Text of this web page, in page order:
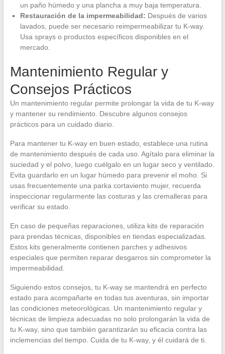
un paño húmedo y una plancha a muy baja temperatura.
Restauración de la impermeabilidad: Después de varios
lavados, puede ser necesario reimpermeabilizar tu K-way.
Usa sprays o productos específicos disponibles en el
mercado.
Mantenimiento Regular y
Consejos Prácticos
Un mantenimiento regular permite prolongar la vida de tu K-way
y mantener su rendimiento. Descubre algunos consejos
prácticos para un cuidado diario.
Para mantener tu K-way en buen estado, establece una rutina
de mantenimiento después de cada uso. Agítalo para eliminar la
suciedad y el polvo, luego cuélgalo en un lugar seco y ventilado.
Evita guardarlo en un lugar húmedo para prevenir el moho. Si
usas frecuentemente una parka cortaviento mujer, recuerda
inspeccionar regularmente las costuras y las cremalleras para
verificar su estado.
En caso de pequeñas reparaciones, utiliza kits de reparación
para prendas técnicas, disponibles en tiendas especializadas.
Estos kits generalmente contienen parches y adhesivos
especiales que permiten reparar desgarros sin comprometer la
impermeabilidad.
Siguiendo estos consejos, tu K-way se mantendrá en perfecto
estado para acompañarte en todas tus aventuras, sin importar
las condiciones meteorológicas. Un mantenimiento regular y
técnicas de limpieza adecuadas no solo prolongarán la vida de
tu K-way, sino que también garantizarán su eficacia contra las
inclemencias del tiempo. Cuida de tu K-way, y él cuidará de ti.